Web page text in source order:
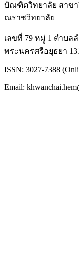
บัณฑิตวิทยาลัย สาข
ณราชวิทยาลัย
เลขที่ 79 หมู่ 1 ตำบล
พระนครศรีอยุธยา
ISSN: 3027-7388
Email: